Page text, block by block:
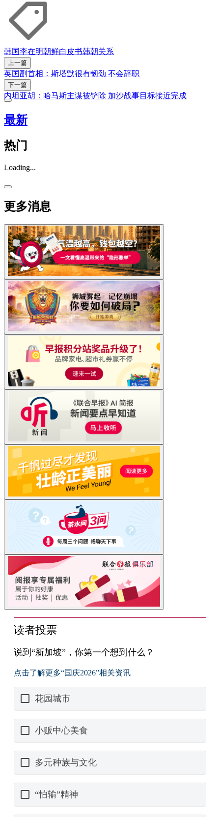
韩国李在明朝鲜白皮书韩朝关系
上一篇
英国副首相：斯塔默很有韧劲 不会辞职
下一篇
内坦亚胡：哈马斯主谋被铲除 加沙战事目标接近完成
最新
热门
Loading...
更多消息